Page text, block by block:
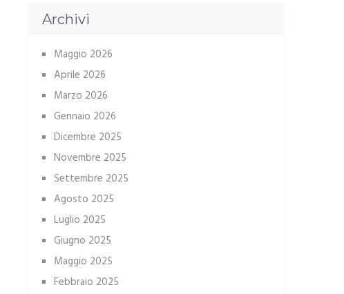
Archivi
Maggio 2026
Aprile 2026
Marzo 2026
Gennaio 2026
Dicembre 2025
Novembre 2025
Settembre 2025
Agosto 2025
Luglio 2025
Giugno 2025
Maggio 2025
Febbraio 2025